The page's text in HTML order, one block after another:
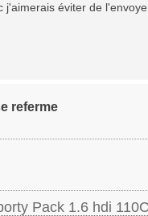
éviter de
referme
Pack 1.6 hdi